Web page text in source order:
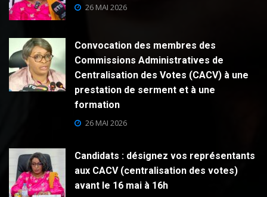
26 MAI 2026
Convocation des membres des
Commissions Administratives de
Centralisation des Votes (CACV) à une
prestation de serment et à une
formation
26 MAI 2026
Candidats : désignez vos représentants
aux CACV (centralisation des votes)
avant le 16 mai à 16h